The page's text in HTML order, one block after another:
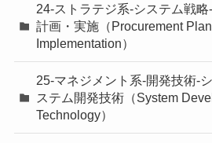
24-ストラテジ系-システム戦
計画・実施（Procurement
Implementation）
25-マネジメント系-開発技術-
ステム開発技術（System
Technology）